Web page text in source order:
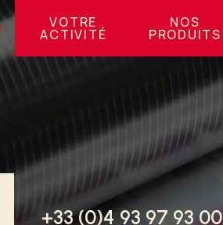
VOTRE
ACTIVITÉ
NOS
PRODUITS
+33 (0)4 93 97 93 00